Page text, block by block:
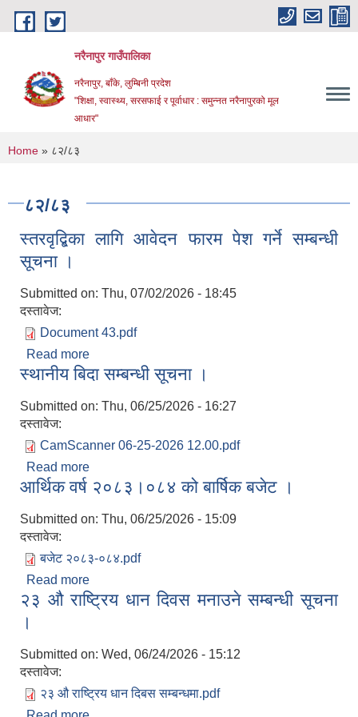
Skip to main content
नरैनापुर गाउँपालिका
नरैनापुर, बाँके, लुम्बिनी प्रदेश
"शिक्षा, स्वास्थ्य, सरसफाई र पूर्वाधार : समुन्नत नरैनापुरको मूल
आधार"
You are here
Home » ८२/८३
८२/८३
स्तरवृद्बिका लागि आवेदन फारम पेश गर्ने सम्बन्धी
सूचना ।
Submitted on: Thu, 07/02/2026 - 18:45
दस्तावेज:
Document 43.pdf
Read more
सूचना ।
स्थानीय बिदा सम्बन्धी सूचना ।
Submitted on: Thu, 06/25/2026 - 16:27
दस्तावेज:
CamScanner 06-25-2026 12.00.pdf
Read more
आर्थिक वर्ष २०८३।०८४ को बार्षिक बजेट ।
Submitted on: Thu, 06/25/2026 - 15:09
दस्तावेज:
बजेट २०८३-०८४.pdf
Read more
२३ औ राष्ट्रिय धान दिवस मनाउने सम्बन्धी सूचना
।
Submitted on: Wed, 06/24/2026 - 15:12
दस्तावेज:
२३ औ राष्ट्रिय धान दिबस सम्बन्धमा.pdf